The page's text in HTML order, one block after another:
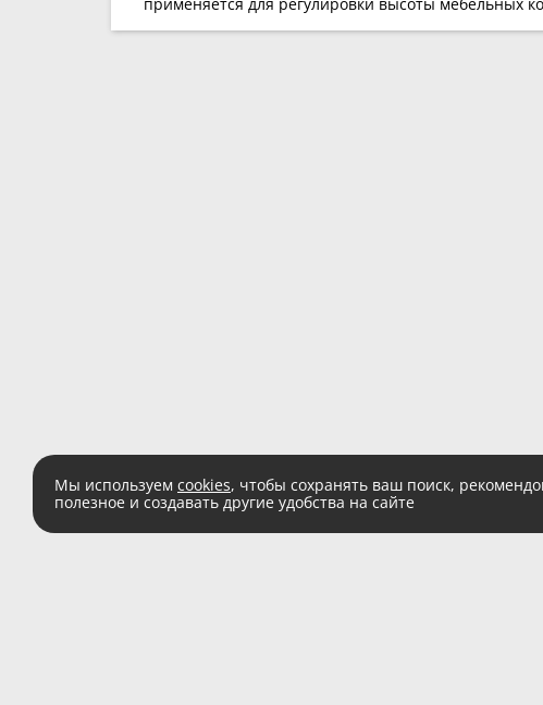
Мы используем cookies, чтобы сохранять ваш поиск,
полезное и создавать другие удобства на сайте